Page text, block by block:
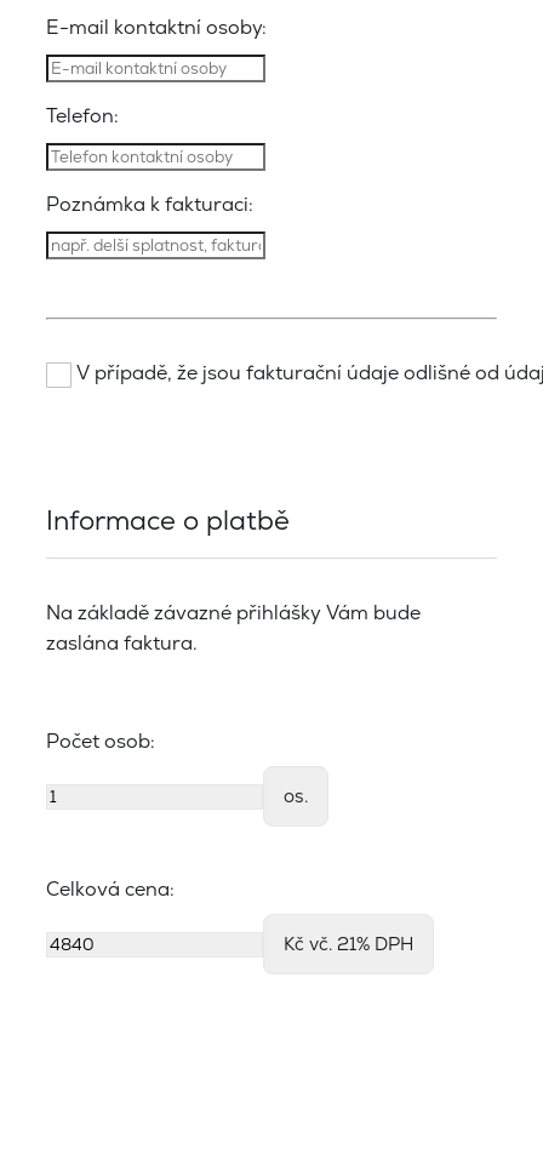
E-mail kontaktní osoby:
Telefon:
Poznámka k fakturaci:
V případě, že jsou fakturační údaje odlišné od
Informace o platbě
Na základě závazné přihlášky Vám bude
zaslána faktura.
Počet osob:
os.
Celková cena:
Kč vč. 21% DPH